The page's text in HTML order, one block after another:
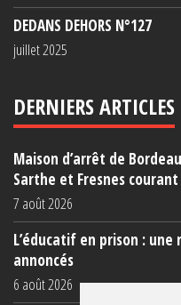
DEDANS DEHORS N°127
juillet 2025
DERNIERS ARTICLES
Maison d’arrêt de
Sarthe et Fresnes
7 août 2026
L’éducatif en prison :
annoncés
6 août 2026